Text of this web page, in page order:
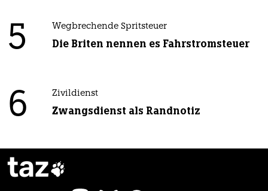
5 Wegbrechende Spritsteuer
Die Briten nennen es Fahrstromsteuer
6 Zivildienst
Zwangsdienst als Randnotiz
taz